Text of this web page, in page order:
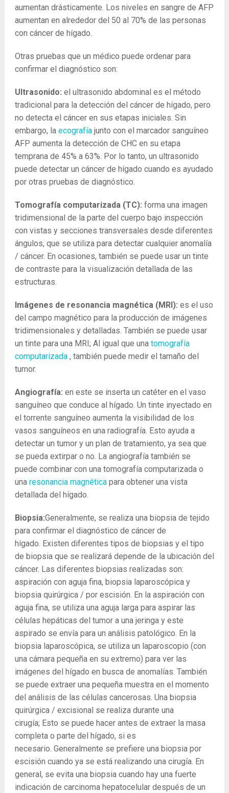
aumentan drásticamente. Los niveles en sangre de AFP
aumentan en alrededor del 50 al 70% de las personas
con cáncer de hígado.
Otras pruebas que un médico puede ordenar para
confirmar el diagnóstico son:
Ultrasonido: el ultrasonido abdominal es el método
tradicional para la detección del cáncer de hígado, pero
no detecta el cáncer en sus etapas iniciales. Sin
embargo, la ecografíajunto con el marcador sanguíneo
AFP aumenta la detección de CHC en su etapa
temprana de 45% a 63%. Por lo tanto, un ultrasonido
puede detectar un cáncer de hígado cuando es ayudado
por otras pruebas de diagnóstico.
Tomografía computarizada (TC): forma una imagen
tridimensional de la parte del cuerpo bajo inspección
con vistas y secciones transversales desde diferentes
ángulos, que se utiliza para detectar cualquier anomalía
/ cáncer. En ocasiones, también se puede usar un tinte
de contraste para la visualización detallada de las
estructuras.
Imágenes de resonancia magnética (MRI): es el uso
del campo magnético para la producción de imágenes
tridimensionales y detalladas. También se puede usar
un tinte para una MRI; Al igual que una tomografía
computarizada, también puede medir el tamaño del
tumor.
Angiografía: en este se inserta un catéter en el vaso
sanguíneo que conduce al hígado. Un tinte inyectado en
el torrente sanguíneo aumenta la visibilidad de los
vasos sanguíneos en una radiografía. Esto ayuda a
detectar un tumor y un plan de tratamiento, ya sea que
se pueda extirpar o no. La angiografía también se
puede combinar con una tomografía computarizada o
una resonancia magnéticapara obtener una vista
detallada del hígado.
Biopsia:Generalmente, se realiza una biopsia de tejido
para confirmar el diagnóstico de cáncer de
hígado. Existen diferentes tipos de biopsias y el tipo
de biopsia que se realizará depende de la ubicación del
cáncer. Las diferentes biopsias realizadas son:
aspiración con aguja fina, biopsia laparoscópica y
biopsia quirúrgica / por escisión. En la aspiración con
aguja fina, se utiliza una aguja larga para aspirar las
células hepáticas del tumor a una jeringa y este
aspirado se envía para un análisis patológico. En la
biopsia laparoscópica, se utiliza un laparoscopio (con
una cámara pequeña en su extremo) para ver las
imágenes del hígado en busca de anomalías. También
se puede extraer una pequeña muestra en el momento
del análisis de las células cancerosas. Una biopsia
quirúrgica / excisional se realiza durante una
cirugía; Esto se puede hacer antes de extraer la masa
completa o parte del hígado, si es
necesario. Generalmente se prefiere una biopsia por
escisión cuando ya se está realizando una cirugía. En
general, se evita una biopsia cuando hay una fuerte
indicación de carcinoma hepatocelular después de un